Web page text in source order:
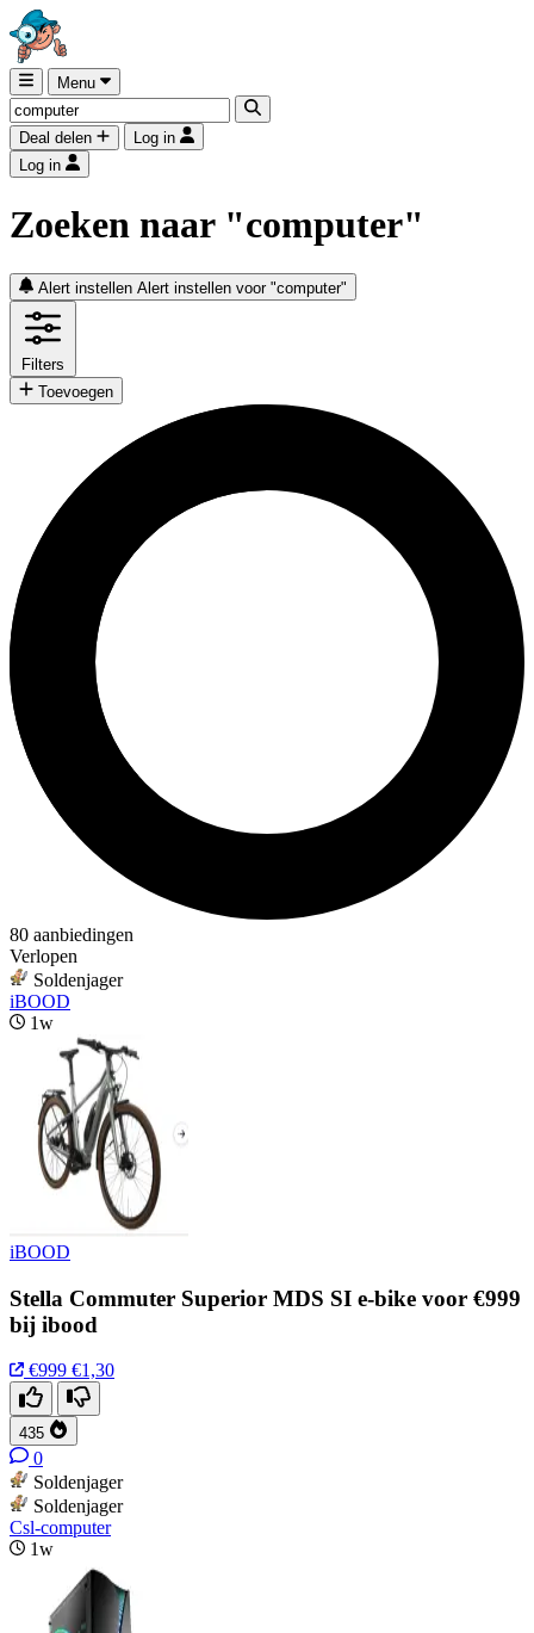
Menu
Deal delen
Log in
Log in
Zoeken naar "computer"
Alert instellen Alert instellen voor "computer"
Filters
Toevoegen
80 aanbiedingen
Verlopen
Soldenjager
iBOOD
1w
iBOOD
Stella Commuter Superior MDS SI e-bike voor €999
bij ibood
€999 €1,30
435
0
Soldenjager
Soldenjager
Csl-computer
1w